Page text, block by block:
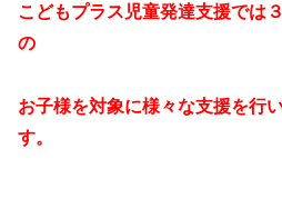
こどもプラス児童発達支援では
の
お子様を対象に様々な支援を行
す。